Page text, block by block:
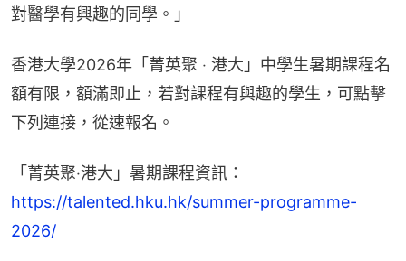
對醫學有興趣的同學。」​
​香港大學2026年「菁英聚 ‧ 港大」中學生暑期課程名
額有限，額滿即止，若對課程有與趣的學生，可點擊
下列連接，從速報名。
「菁英聚‧港大」暑期課程資訊：
https://talented.hku.hk/summer-programme-
2026/​